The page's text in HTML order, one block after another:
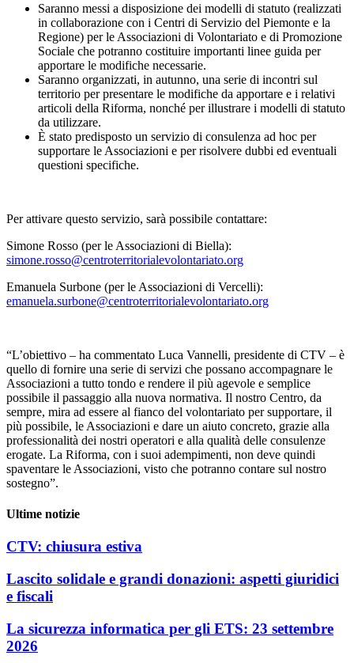
Saranno messi a disposizione dei modelli di statuto (realizzati
in collaborazione con i Centri di Servizio del Piemonte e la
Regione) per le Associazioni di Volontariato e di Promozione
Sociale che potranno costituire importanti linee guida per
apportare le modifiche necessarie.
Saranno organizzati, in autunno, una serie di incontri sul
territorio per presentare le modifiche da apportare e i relativi
articoli della Riforma, nonché per illustrare i modelli di statuto
da utilizzare.
È stato predisposto un servizio di consulenza ad hoc per
supportare le Associazioni e per risolvere dubbi ed eventuali
questioni specifiche.
Per attivare questo servizio, sarà possibile contattare:
Simone Rosso (per le Associazioni di Biella):
simone.rosso@centroterritorialevolontariato.org
Emanuela Surbone (per le Associazioni di Vercelli):
emanuela.surbone@centroterritorialevolontariato.org
“L’obiettivo – ha commentato Luca Vannelli, presidente di CTV – è
quello di fornire una serie di servizi che possano accompagnare le
Associazioni a tutto tondo e rendere il più agevole e semplice
possibile il passaggio alla nuova normativa. Il nostro Centro, da
sempre, mira ad essere al fianco del volontariato per supportare, il
più possibile, le Associazioni e dare un aiuto concreto, grazie alla
professionalità dei nostri operatori e alla qualità delle consulenze
erogate. La Riforma, con i suoi adempimenti, non deve quindi
spaventare le Associazioni, visto che potranno contare sul nostro
sostegno”.
Ultime notizie
CTV: chiusura estiva
Lascito solidale e grandi donazioni: aspetti giuridici
e fiscali
La sicurezza informatica per gli ETS: 23 settembre
2026